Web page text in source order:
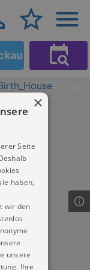
×
Seite
haben,
wir den
unsere
Ihre